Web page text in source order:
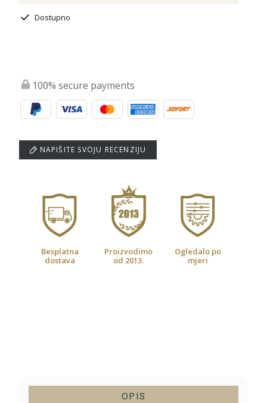
Dostupno
100% secure payments
NAPIŠITE SVOJU RECENZIJU
Besplatna
dostava
Proizvodimo
od 2013.
Ogledalo po
mjeri
OPIS